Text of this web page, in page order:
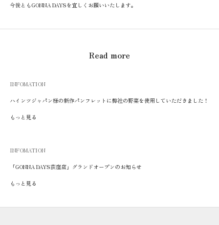
今後ともGONNA DAYSを宜しくお願いいたします。
Read more
INFOMATION
ハインツジャパン様の新作パンフレットに弊社の野菜を使用していただきました！
もっと見る
INFOMATION
「GONNA DAYS荻窪店」グランドオープンのお知らせ
もっと見る